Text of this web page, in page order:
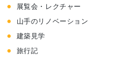
展覧会・レクチャー
山手のリノベーション
建築見学
旅行記